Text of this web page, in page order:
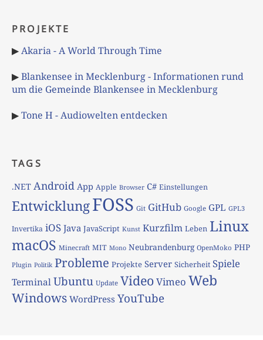
PROJEKTE
▶Akaria - A World Through Time
▶Blankensee in Mecklenburg - Informationen rund
um die Gemeinde Blankensee in Mecklenburg
▶Tone H - Audiowelten entdecken
TAGS
.NET Android App Apple Browser C# Einstellungen
EntwicklungFOSS Git GitHub Google GPL GPL3
Invertika iOS Java JavaScript Kunst Kurzfilm Leben Linux
macOS Minecraft MIT Mono Neubrandenburg OpenMoko PHP
Plugin Politik Probleme Projekte Server Sicherheit Spiele
TerminalUbuntu Update VideoVimeo Web
Windows WordPress YouTube